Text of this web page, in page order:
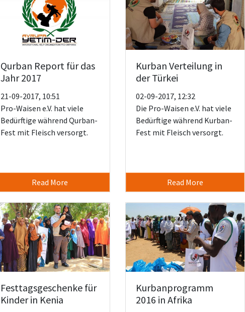
Qurban Report für das
Jahr 2017
21-09-2017, 10:51
Pro-Waisen e.V. hat viele
Bedürftige während Qurban-
Fest mit Fleisch versorgt.
Read More
Kurban Verteilung in
der Türkei
02-09-2017, 12:32
Die Pro-Waisen e.V. hat viele
Bedürftige während Kurban-
Fest mit Fleisch versorgt.
Read More
Festtagsgeschenke für
Kinder in Kenia
Kurbanprogramm
2016 in Afrika